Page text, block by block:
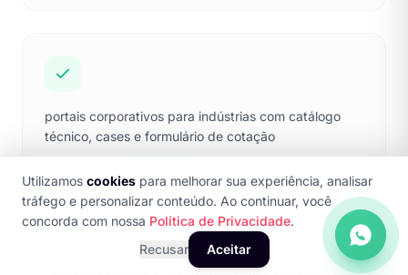
portais corporativos para indústrias com catálogo
técnico, cases e formulário de cotação
Utilizamos cookies para melhorar sua experiência, analisar
tráfego e personalizar conteúdo. Ao continuar, você
concorda com nossa Política de Privacidade.
Recusar
Aceitar